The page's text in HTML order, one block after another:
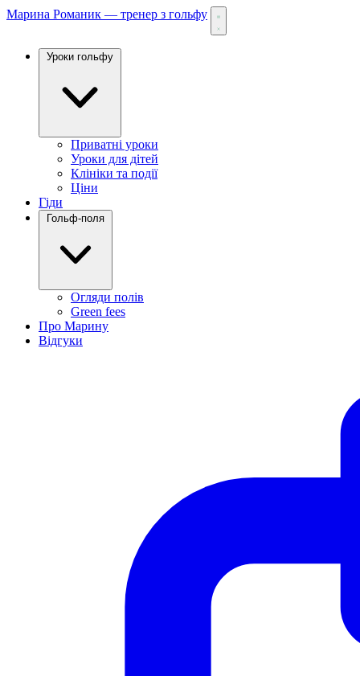
Марина Романик — тренер з гольфу
Приватні уроки
Уроки для дітей
Клініки та події
Ціни
Гіди
Огляди полів
Green fees
Про Марину
Відгуки